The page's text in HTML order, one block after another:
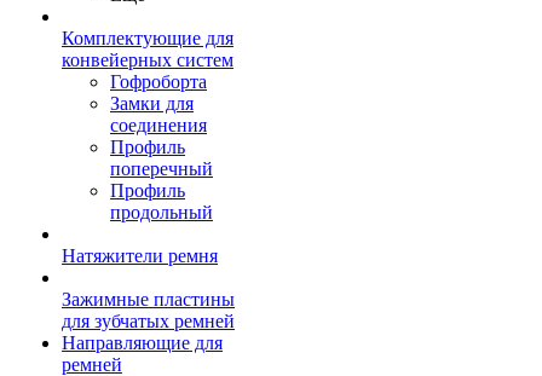
Комплектующие для
конвейерных систем
Гофроборта
Замки для
соединения
Профиль
поперечный
Профиль
продольный
Натяжители ремня
Зажимные пластины
для зубчатых ремней
Направляющие для
ремней